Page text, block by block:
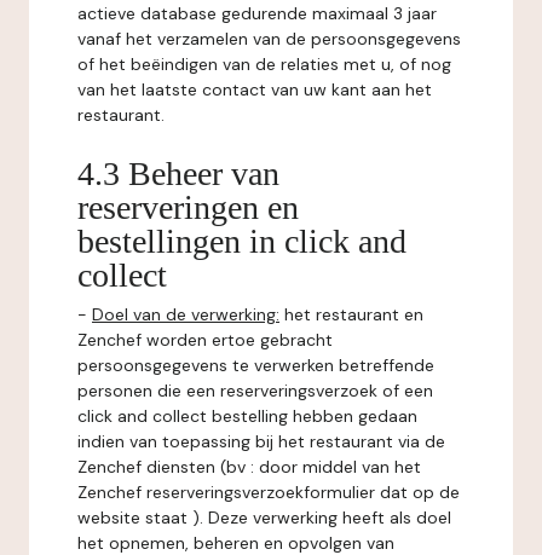
actieve database gedurende maximaal 3 jaar
vanaf het verzamelen van de persoonsgegevens
of het beëindigen van de relaties met u, of nog
van het laatste contact van uw kant aan het
restaurant.
4.3 Beheer van
reserveringen en
bestellingen in click and
collect
- Doel van de verwerking: het restaurant en
Zenchef worden ertoe gebracht
persoonsgegevens te verwerken betreffende
personen die een reserveringsverzoek of een
click and collect bestelling hebben gedaan
indien van toepassing bij het restaurant via de
Zenchef diensten (bv : door middel van het
Zenchef reserveringsverzoekformulier dat op de
website staat ). Deze verwerking heeft als doel
het opnemen, beheren en opvolgen van